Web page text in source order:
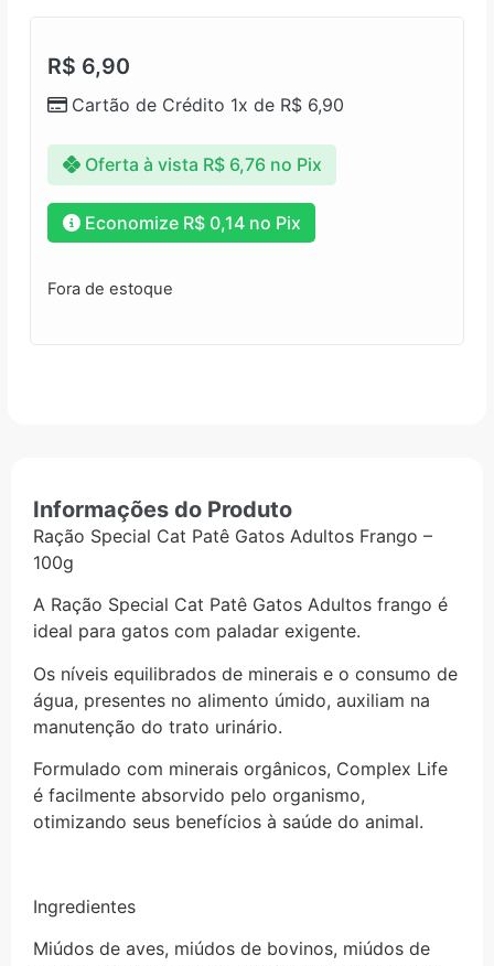
R$ 6,90
Cartão de Crédito 1x de R$ 6,90
Oferta à vista R$6,76 no Pix
Economize R$0,14no Pix
Fora de estoque
Informações do Produto
Ração Special Cat Patê Gatos Adultos Frango –
100g
A Ração Special Cat Patê Gatos Adultos frango é
ideal para gatos com paladar exigente.
Os níveis equilibrados de minerais e o consumo de
água, presentes no alimento úmido, auxiliam na
manutenção do trato urinário.
Formulado com minerais orgânicos, Complex Life
é facilmente absorvido pelo organismo,
otimizando seus benefícios à saúde do animal.
Ingredientes
Miúdos de aves, miúdos de bovinos, miúdos de